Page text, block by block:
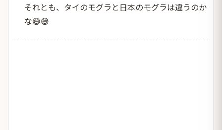
それとも、タイのモグラと日本のモグラは違うのか
な😅😅